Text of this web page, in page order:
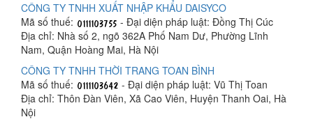
CÔNG TY TNHH XUẤT NHẬP KHẨU DAISYCO
Mã số thuế:
- Đại diện pháp luật: Đồng Thị Cúc
Địa chỉ: Nhà số 2, ngõ 362A Phố Nam Dư, Phường Lĩnh
Nam, Quận Hoàng Mai, Hà Nội
CÔNG TY TNHH THỜI TRANG TOAN BÌNH
Mã số thuế:
- Đại diện pháp luật: Vũ Thị Toan
Địa chỉ: Thôn Đàn Viên, Xã Cao Viên, Huyện Thanh Oai, Hà
Nội